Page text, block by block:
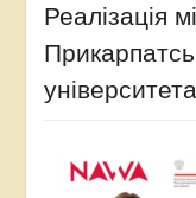
Реалізація